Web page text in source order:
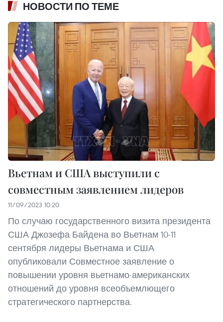
НОВОСТИ ПО ТЕМЕ
Вьетнам и США выступили с
совместным заявлением лидеров
11/09/2023 10:20
По случаю государственного визита президента
США Джозефа Байдена во Вьетнам 10-11
сентября лидеры Вьетнама и США
опубликовали Совместное заявление о
повышении уровня вьетнамо-американских
отношений до уровня всеобъемлющего
стратегического партнерства.